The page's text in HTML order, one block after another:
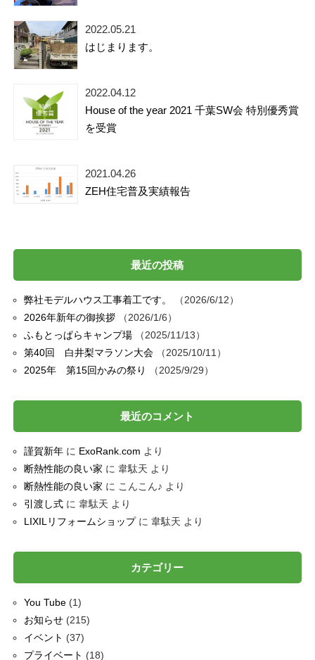
2022.05.21
はじまります。
2022.04.12
House of the year 2021 千葉SW会 特別優秀賞
を受賞
2021.04.26
ZEH住宅普及実績報告
最近の投稿
弊社モデルハウス工事着工です。
2026/6/12
2026年新年の御挨拶
2026/1/6
ふもとっぱらキャンプ場
2025/11/13
第40回 白井梨マラソン大会
2025/10/11
2025年 第15回かみの祭り
2025/9/29
最近のコメント
謹賀新年に ExoRank.com より
断熱性能の良い家 に 韋駄天 より
断熱性能の良い家 に こんこん♪ より
引渡し式に 韋駄天 より
LIXILリフォームショップに 韋駄天 より
カテゴリー
You Tube(1)
お知らせ(215)
イベント (37)
プライベート (18)